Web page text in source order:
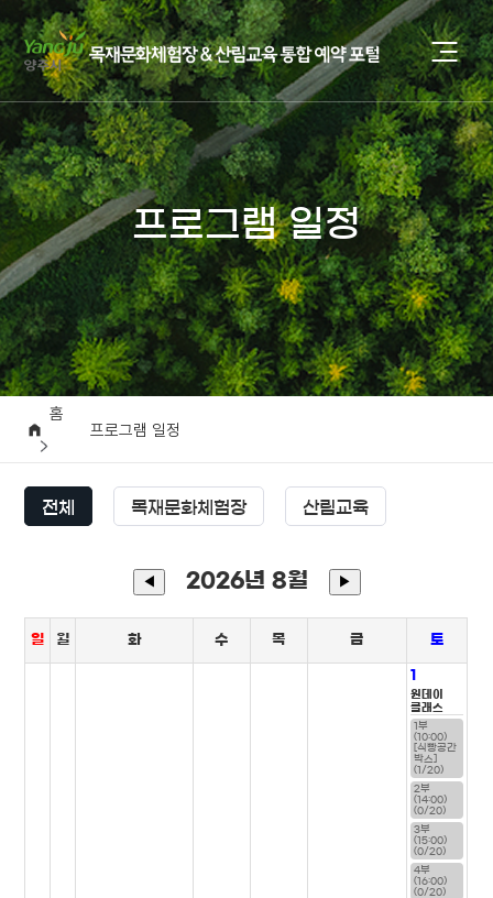
프로그램 일정
홈
프로그램 일정
전체 목재문화체험장 산림교육
◀ 2026년 8월 ▶
일 월 화 수 목 금 토
1
원데이
클래스
1부
(10:00)
[식빵공간
박스]
(1/20)
2부
(14:00)
(0/20)
3부
(15:00)
(0/20)
4부
(16:00)
(0/20)